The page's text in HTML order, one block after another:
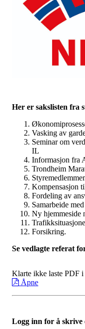
Her er sakslisten fra
Vasking av
Seminar om
IL
Informasjon fra
Trondheim
Kompensasjon
Fordeling av
Samarbeide
Ny hjemmeside
Forsikring.
Se vedlagte referat
Klarte ikke laste PDF
Åpne
Logg inn for å skrive